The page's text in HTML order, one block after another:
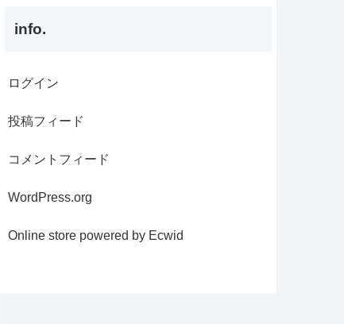
info.
ログイン
投稿フィード
コメントフィード
WordPress.org
Online store powered by Ecwid